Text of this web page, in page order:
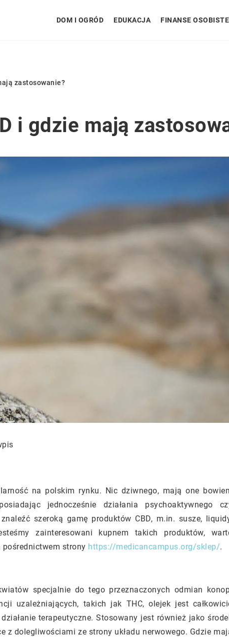
DOM I OGRÓD EDUKACJA FINANSE OSOBISTE
zastosowanie?
i gdzie mają
na polskim rynku. Nic dziwnego, mają one
jednocześnie działania psychoaktywnego
szeroką gamę produktów CBD, m.in. susze,
zainteresowani kupnem takich produktów,
strony https://medicancampus.org/sklep/.
specjalnie do tego przeznaczonych odmian
uzależniających, takich jak THC, olejek jest
terapeutyczne. Stosowany jest również jako
z dolegliwościami ze strony układu nerwowego. Gdzie